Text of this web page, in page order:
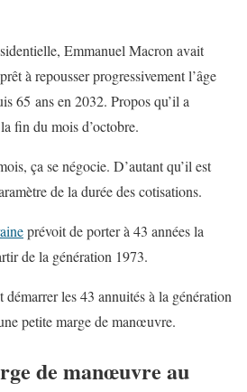
Emmanuel Macron avait
à repousser progressivement l’âge
65 ans en 2032. Propos qu’il a
fin du mois d’octobre.
ça se négocie. D’autant qu’il est
de la durée des cotisations.
prévoit de porter à 43 années la
de la génération 1973.
démarrer les 43 annuités à la génération
petite marge de manœuvre.
de manœuvre au